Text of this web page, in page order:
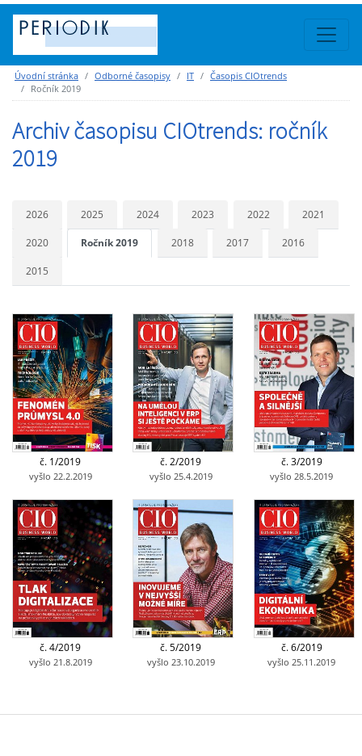
Úvodní stránka Odborné časopisy IT
Časopis CIOtrends
Ročník 2019
Archiv časopisu CIOtrends: ročník
2019
2026 2025 2024 2023 2022 2021
2020 Ročník 2019 2018 2017 2016
2015
č. 1/2019
vyšlo 22.2.2019
č. 2/2019
vyšlo 25.4.2019
č. 3/2019
vyšlo 28.5.2019
č. 4/2019
vyšlo 21.8.2019
č. 5/2019
vyšlo 23.10.2019
č. 6/2019
vyšlo 25.11.2019